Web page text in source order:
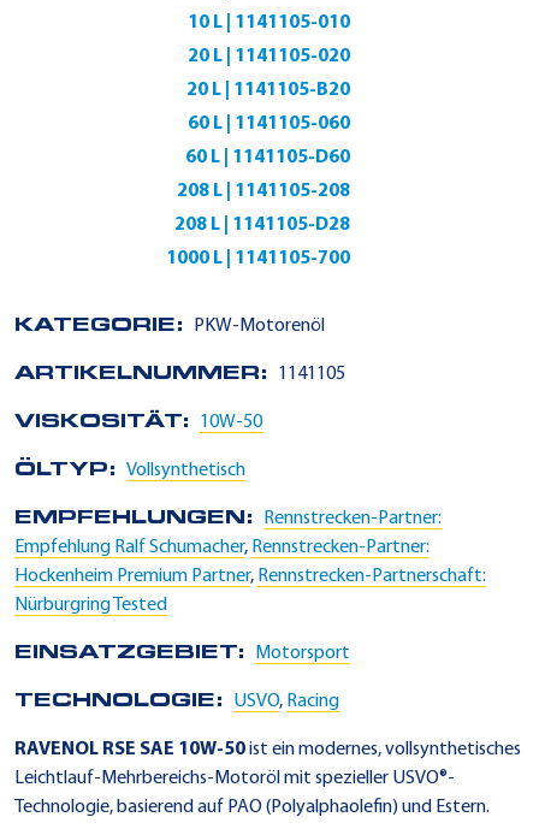
10 L | 1141105-010
20 L | 1141105-020
20 L | 1141105-B20
60 L | 1141105-060
60 L | 1141105-D60
208 L | 1141105-208
208 L | 1141105-D28
1000 L | 1141105-700
KATEGORIE: PKW-Motorenöl
ARTIKELNUMMER: 1141105
VISKOSITÄT: 10W-50
ÖLTYP: Vollsynthetisch
EMPFEHLUNGEN:
Rennstrecken-Partner:
Empfehlung Ralf Schumacher, Rennstrecken-Partner:
Hockenheim Premium Partner, Rennstrecken-Partnerschaft:
Nürburgring Tested
EINSATZGEBIET: Motorsport
TECHNOLOGIE: USVO, Racing
RAVENOL RSE SAE 10W-50ist ein modernes, vollsynthetisches
Leichtlauf-Mehrbereichs-Motoröl mit spezieller USVO®-
Technologie, basierend auf PAO (Polyalphaolefin) und Estern.